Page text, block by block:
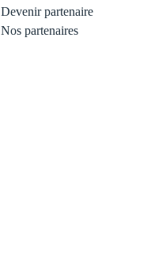
Devenir partenaire
Nos partenaires